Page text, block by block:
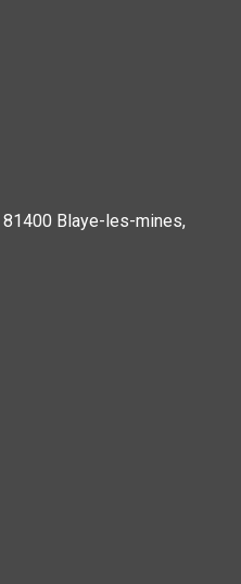
81400 Blaye-les-mines,